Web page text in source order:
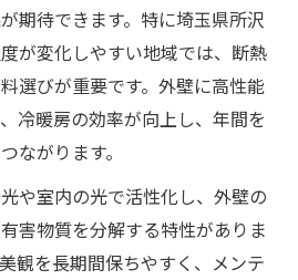
を支える外壁塗装の効果的活
した光触媒塗料の特徴を解説
ネ性能と光触媒の相乗効果
を検討する際の賢い選び方
選びで失敗しないポイント
積もり比較で賢く費用を抑え
期待できます。特に埼玉県所沢
が変化しやすい地域では、断熱
選びが重要です。外壁に高性能
冷暖房の効率が向上し、年間を
ながります。
や室内の光で活性化し、外壁の
害物質を分解する特性がありま
観を長期間保ちやすく、メンテ